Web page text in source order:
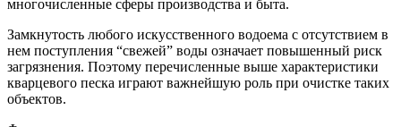
многочисленные сферы производства и быта.
Замкнутость любого искусственного водоема с отсутствием в
нем поступления “свежей” воды означает повышенный риск
загрязнения. Поэтому перечисленные выше характеристики
кварцевого песка играют важнейшую роль при очистке таких
объектов.